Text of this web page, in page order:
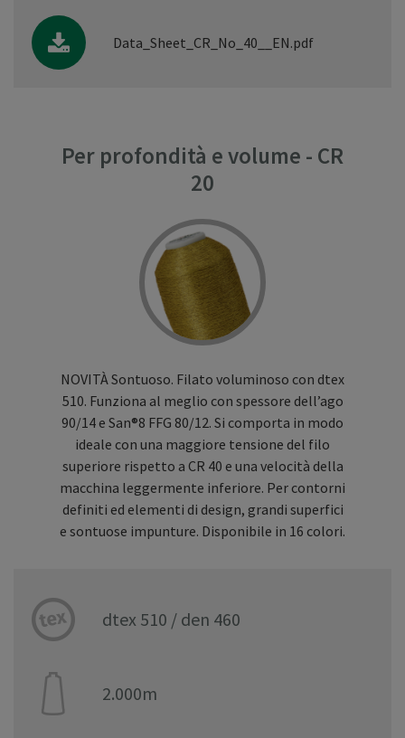
Data_Sheet_CR_No_40__EN.pdf
Per profondità e volume - CR
20
NOVITÀ Sontuoso. Filato voluminoso con dtex
510. Funziona al meglio con spessore dell’ago
90/14 e San®8 FFG 80/12. Si comporta in modo
ideale con una maggiore tensione del filo
superiore rispetto a CR 40 e una velocità della
macchina leggermente inferiore. Per contorni
definiti ed elementi di design, grandi superfici
e sontuose impunture. Disponibile in 16 colori.
dtex 510 / den 460
2.000m